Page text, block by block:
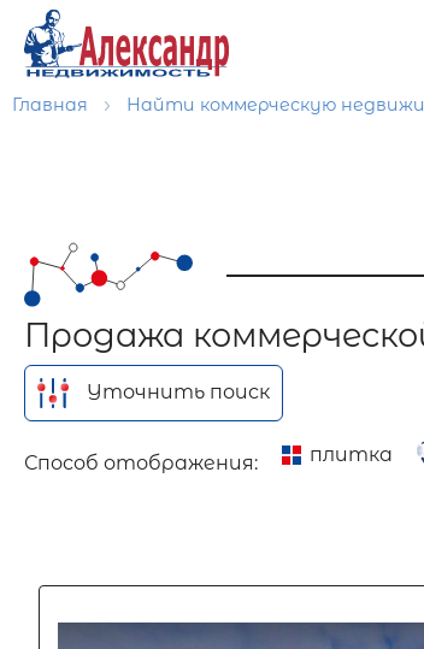
Главная Найти коммерческую
Продажа
Уточнить поиск
Способ отображения: плитка